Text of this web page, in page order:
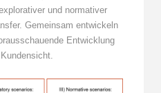
und normativer
Gemeinsam entwickeln
Entwicklung